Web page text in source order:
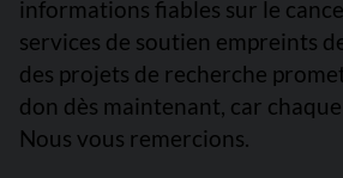
informations fiables sur le
services de soutien empreints
des projets de recherche
don dès maintenant, car
Nous vous remercions.